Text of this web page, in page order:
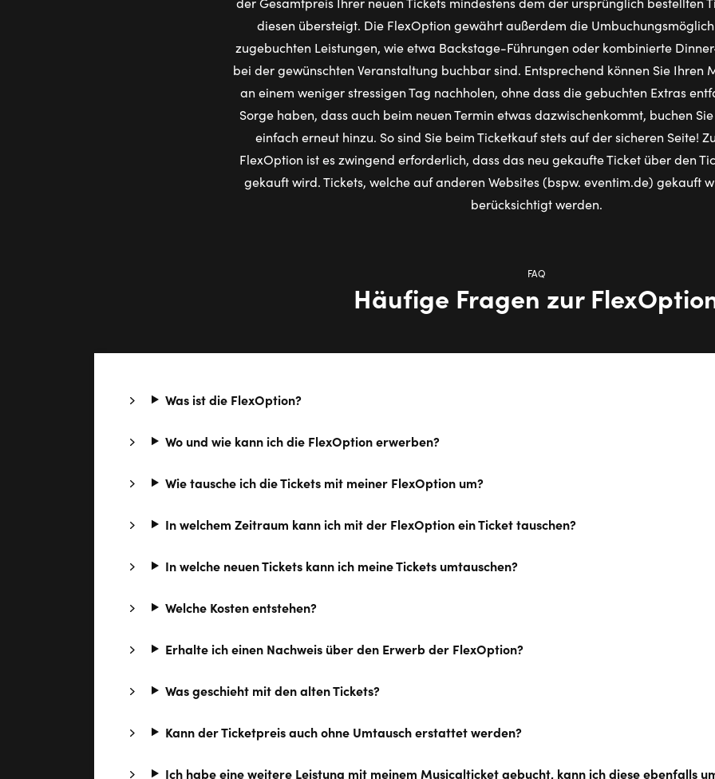
diesen übersteigt. Die FlexOption gewährt außerdem die
zugebuchten Leistungen, wie etwa Backstage-Führungen oder kombinierte
bei der gewünschten Veranstaltung buchbar sind. Entsprechend können Sie Ihren
an einem weniger stressigen Tag nachholen, ohne dass die gebuchten Extras
Sorge haben, dass auch beim neuen Termin etwas dazwischenkommt, buchen
einfach erneut hinzu. So sind Sie beim Ticketkauf stets auf der sicheren Seite!
FlexOption ist es zwingend erforderlich, dass das neu gekaufte Ticket über den
gekauft wird. Tickets, welche auf anderen Websites (bspw. eventim.de) gekauft
berücksichtigt werden.
FAQ
Häufige Fragen zur
Was ist die FlexOption?
Wo und wie kann ich die FlexOption erwerben?
Wie tausche ich die Tickets mit meiner FlexOption um?
In welchem Zeitraum kann ich mit der FlexOption ein Ticket tauschen?
In welche neuen Tickets kann ich meine Tickets umtauschen?
Welche Kosten entstehen?
Erhalte ich einen Nachweis über den Erwerb der FlexOption?
Was geschieht mit den alten Tickets?
Kann der Ticketpreis auch ohne Umtausch erstattet werden?
Ich habe eine weitere Leistung mit meinem Musicalticket gebucht, kann ich diese ebenfalls